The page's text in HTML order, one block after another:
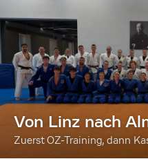
Von Linz nach
Zuerst OZ-Training, dann